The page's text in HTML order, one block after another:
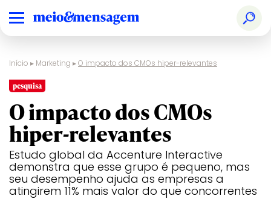
Início ▸ Marketing ▸O impacto dos CMOs hiper-relevantes
pesquisa
O impacto dos CMOs
hiper-relevantes
Estudo global da Accenture Interactive
demonstra que esse grupo é pequeno, mas
seu desempenho ajuda as empresas a
atingirem 11% mais valor do que concorrentes